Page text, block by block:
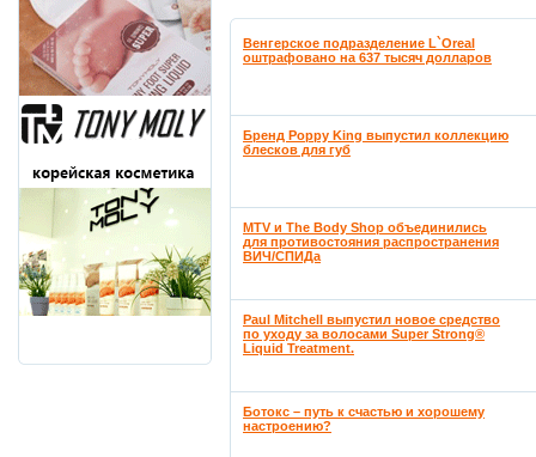
Венгерское подразделение L`Oreal
оштрафовано на 637 тысяч долларов
Бренд Poppy King выпустил коллекцию
блесков для губ
MTV и The Body Shop объединились
для противостояния распространения
ВИЧ/СПИДа
Paul Mitchell выпустил новое средство
по уходу за волосами Super Strong®
Liquid Treatment.
Ботокс – путь к счастью и хорошему
настроению?